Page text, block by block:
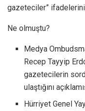
gazeteciler” ifadelerini
Ne olmuştu?
Medya
Recep Tayyip
gazetecilerin
ulaştığını
Hürriyet Genel